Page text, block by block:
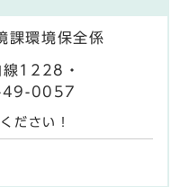
課環境保全係
1228・
49-0057
ださい！